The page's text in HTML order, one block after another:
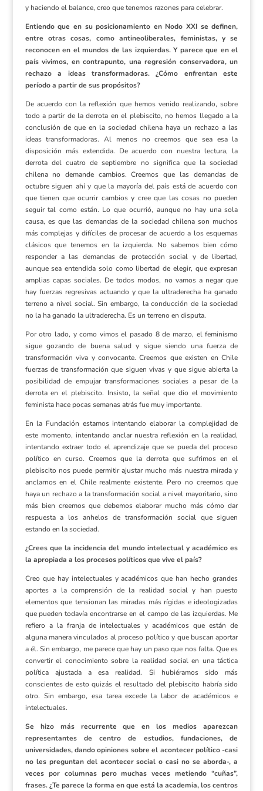
y haciendo el balance, creo que tenemos razones para celebrar.
Entiendo que en su posicionamiento en Nodo XXI se definen,
entre otras cosas, como antineoliberales, feministas, y se
reconocen en el mundos de las izquierdas. Y parece que en el
país vivimos, en contrapunto, una regresión conservadora, un
rechazo a ideas transformadoras. ¿Cómo enfrentan este
período a partir de sus propósitos?
De acuerdo con la reflexión que hemos venido realizando, sobre
todo a partir de la derrota en el plebiscito, no hemos llegado a la
conclusión de que en la sociedad chilena haya un rechazo a las
ideas transformadoras. Al menos no creemos que sea esa la
disposición más extendida. De acuerdo con nuestra lectura, la
derrota del cuatro de septiembre no significa que la sociedad
chilena no demande cambios. Creemos que las demandas de
octubre siguen ahí y que la mayoría del país está de acuerdo con
que tienen que ocurrir cambios y cree que las cosas no pueden
seguir tal como están. Lo que ocurrió, aunque no hay una sola
causa, es que las demandas de la sociedad chilena son muchos
más complejas y difíciles de procesar de acuerdo a los esquemas
clásicos que tenemos en la izquierda. No sabemos bien cómo
responder a las demandas de protección social y de libertad,
aunque sea entendida solo como libertad de elegir, que expresan
amplias capas sociales. De todos modos, no vamos a negar que
hay fuerzas regresivas actuando y que la ultraderecha ha ganado
terreno a nivel social. Sin embargo, la conducción de la sociedad
no la ha ganado la ultraderecha. Es un terreno en disputa.
Por otro lado, y como vimos el pasado 8 de marzo, el feminismo
sigue gozando de buena salud y sigue siendo una fuerza de
transformación viva y convocante. Creemos que existen en Chile
fuerzas de transformación que siguen vivas y que sigue abierta la
posibilidad de empujar transformaciones sociales a pesar de la
derrota en el plebiscito. Insisto, la señal que dio el movimiento
feminista hace pocas semanas atrás fue muy importante.
En la Fundación estamos intentando elaborar la complejidad de
este momento, intentando anclar nuestra reflexión en la realidad,
intentando extraer todo el aprendizaje que se pueda del proceso
político en curso. Creemos que la derrota que sufrimos en el
plebiscito nos puede permitir ajustar mucho más nuestra mirada y
anclarnos en el Chile realmente existente. Pero no creemos que
haya un rechazo a la transformación social a nivel mayoritario, sino
más bien creemos que debemos elaborar mucho más cómo dar
respuesta a los anhelos de transformación social que siguen
estando en la sociedad.
¿Crees que la incidencia del mundo intelectual y académico es
la apropiada a los procesos políticos que vive el país?
Creo que hay intelectuales y académicos que han hecho grandes
aportes a la comprensión de la realidad social y han puesto
elementos que tensionan las miradas más rígidas e ideologizadas
que pueden todavía encontrarse en el campo de las izquierdas. Me
refiero a la franja de intelectuales y académicos que están de
alguna manera vinculados al proceso político y que buscan aportar
a él. Sin embargo, me parece que hay un paso que nos falta. Que es
convertir el conocimiento sobre la realidad social en una táctica
política ajustada a esa realidad. Si hubiéramos sido más
conscientes de esto quizás el resultado del plebiscito habría sido
otro. Sin embargo, esa tarea excede la labor de académicos e
intelectuales.
Se hizo más recurrente que en los medios aparezcan
representantes de centro de estudios, fundaciones, de
universidades, dando opiniones sobre el acontecer político -casi
no les preguntan del acontecer social o casi no se aborda-, a
veces por columnas pero muchas veces metiendo “cuñas”,
frases. ¿Te parece la forma en que está la academia, los centros